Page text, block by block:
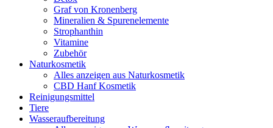
Graf von Kronenberg
Mineralien & Spurenelemente
Strophanthin
Vitamine
Zubehör
Naturkosmetik
Alles anzeigen aus Naturkosmetik
CBD Hanf Kosmetik
Reinigungsmittel
Tiere
Wasseraufbereitung